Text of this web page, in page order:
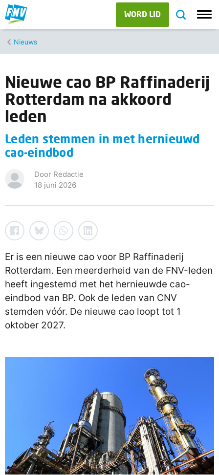
WORD LID
Nieuws
Nieuwe cao BP Raffinaderij
Rotterdam na akkoord
leden
Leden stemmen in met hernieuwd
cao-eindbod
Door Redactie
18 juni 2026
Er is een nieuwe cao voor BP Raffinaderij
Rotterdam. Een meerderheid van de FNV-leden
heeft ingestemd met het hernieuwde cao-
eindbod van BP. Ook de leden van CNV
stemden vóór. De nieuwe cao loopt tot 1
oktober 2027.